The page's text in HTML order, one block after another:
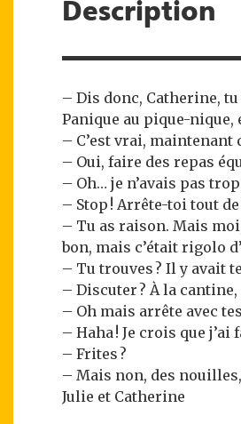
Description
– Dis donc, Catherine,
Panique au pique-nique,
– C’est vrai,
– Oui, faire des repas
– Oh… je n’avais pas
– Stop ! Arrête-toi tout
– Tu as raison. Mais
bon, mais c’était rigolo
– Tu trouves ? Il y avait
– Discuter ? À la
– Oh mais arrête avec
– Haha ! Je crois que
– Frites ?
– Mais non, des
Julie et Catherine